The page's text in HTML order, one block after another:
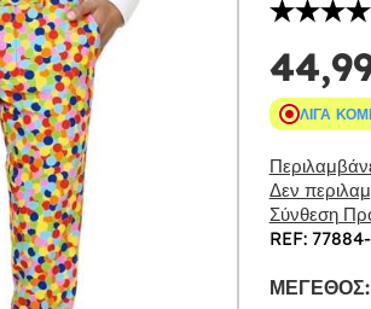
ΛΊΓΑ
Δεν
Σύνθεση
REF:
ΜΈΓΕΘΟΣ: